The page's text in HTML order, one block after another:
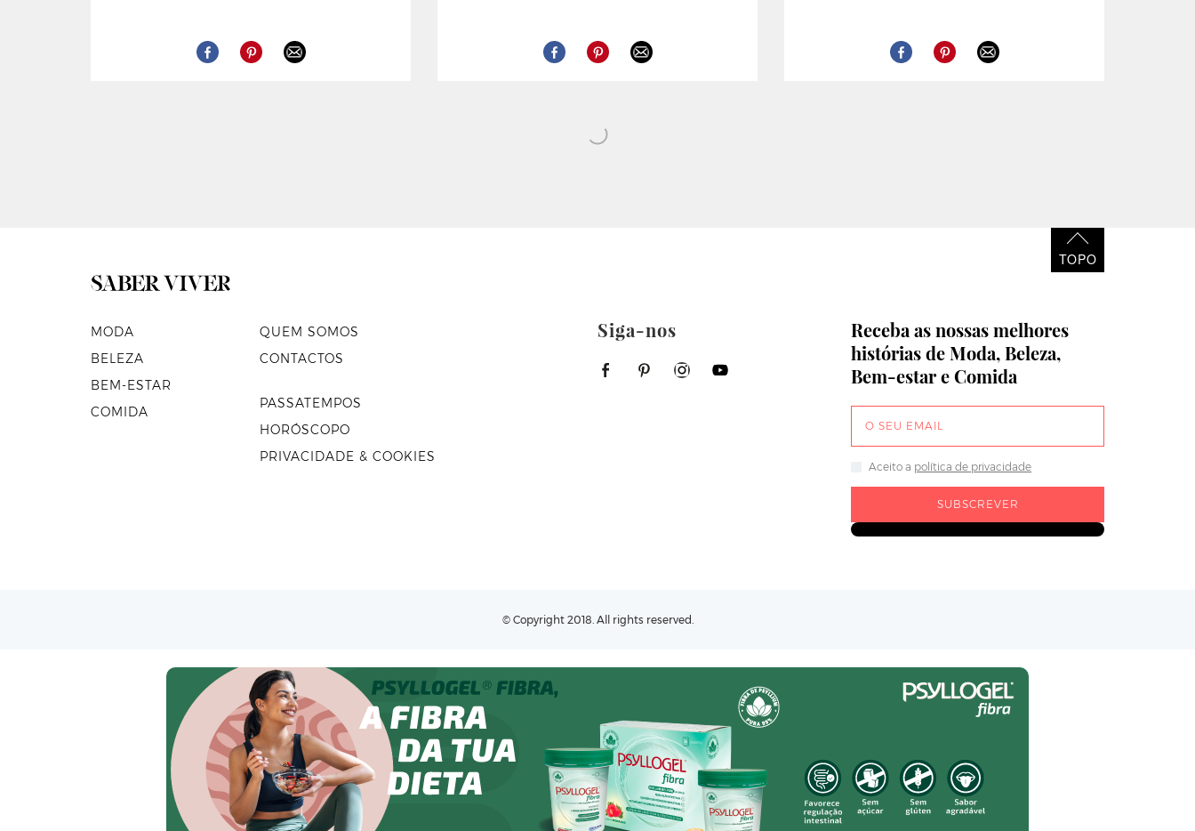
TOPO
MODA
BELEZA
BEM-ESTAR
COMIDA
QUEM SOMOS
CONTACTOS
PASSATEMPOS
HORÓSCOPO
PRIVACIDADE & COOKIES
Siga-nos
Receba as nossas melhores
histórias de Moda, Beleza,
Bem-estar e Comida
Aceito a política de privacidade
© Copyright 2018. All rights reserved.